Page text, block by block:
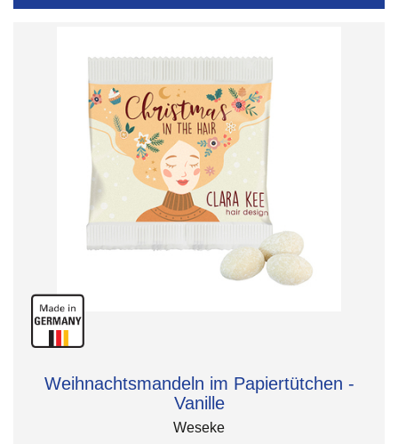
Weihnachtsmandeln im Papiertütchen -
Vanille
Weseke